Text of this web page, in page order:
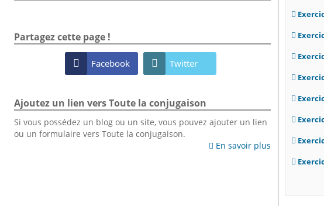
Partagez cette page !
 Facebook  Twitter
Ajoutez un lien vers Toute la conjugaison
Si vous possédez un blog ou un site, vous pouvez ajouter un lien
ou un formulaire vers Toute la conjugaison.
 En savoir plus